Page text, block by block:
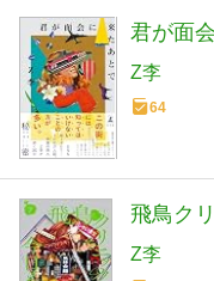
君が面
Z李
64
飛鳥ク
Z李